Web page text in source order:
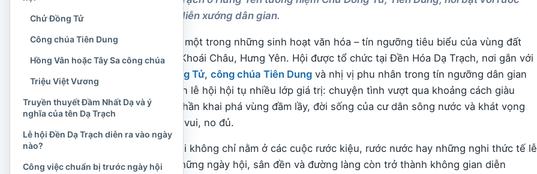
nước, rước kiệu và diễn xướng dân gian.
Lễ hội Đền Dạ Trạch là một trong những sinh hoạt văn hóa – tín ngưỡng tiêu biểu của vùng đất
ven sông Hồng thuộc Khoái Châu, Hưng Yên. Hội được tổ chức tại Đền Hóa Dạ Trạch, nơi gắn với
Chử Đồng Tử, công chúa Tiên Dung và nhị vị phu nhân trong tín ngưỡng dân gian
địa phương. Không gian lễ hội hội tụ nhiều lớp giá trị: chuyện tình vượt qua khoảng cách giàu
nghèo, đạo hiếu, tinh thần khai phá vùng đầm lầy, đời sống của cư dân sông nước và khát vọng
về một cộng đồng yên vui, no đủ.
Điểm đặc sắc của lễ hội không chỉ nằm ở các cuộc rước kiệu, rước nước hay những nghi thức tế lễ
trang nghiêm. Trong những ngày hội, sân đền và đường làng còn trở thành không gian diễn
Chử Đồng Tử
Công chúa Tiên Dung
Hồng Vân hoặc Tây Sa công chúa
Triệu Việt Vương
Truyền thuyết Đầm Nhất Dạ và ý
nghĩa của tên Dạ Trạch
Lễ hội Đền Dạ Trạch diễn ra vào ngày
nào?
Công việc chuẩn bị trước ngày hội